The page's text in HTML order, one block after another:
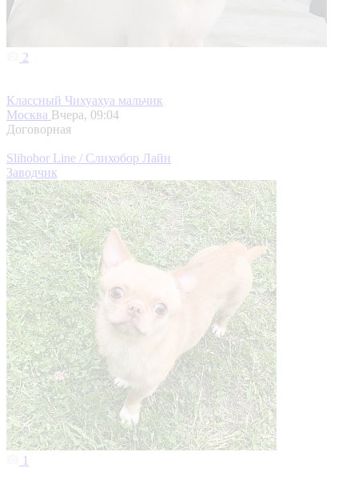
2
Классный Чихуахуа мальчик
Москва Вчера, 09:04
Договорная
Slihobor Line / Слихобор Лайн
Заводчик
1